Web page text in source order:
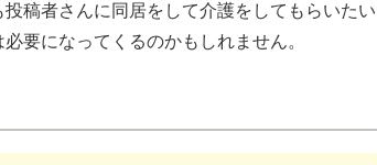
稿者さんに同居をして介護をしてもらいたい
要になってくるのかもしれません。